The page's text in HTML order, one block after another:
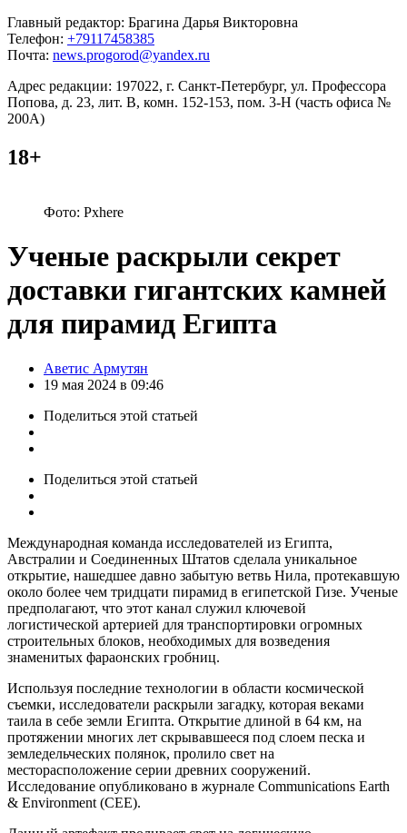
Главный редактор: Брагина Дарья Викторовна
Телефон: +79117458385
Почта: news.progorod@yandex.ru
Адрес редакции: 197022, г. Санкт-Петербург, ул. Профессора
Попова, д. 23, лит. В, комн. 152-153, пом. 3-Н (часть офиса №
200А)
18+
Фото: Pxhere
Ученые раскрыли секрет
доставки гигантских камней
для пирамид Египта
Posted
by
Аветис Армутян
19 мая 2024 в 09:46
Поделиться этой статьей
Поделиться этой статьей
Международная команда исследователей из Египта,
Австралии и Соединенных Штатов сделала уникальное
открытие, нашедшее давно забытую ветвь Нила, протекавшую
около более чем тридцати пирамид в египетской Гизе. Ученые
предполагают, что этот канал служил ключевой
логистической артерией для транспортировки огромных
строительных блоков, необходимых для возведения
знаменитых фараонских гробниц.
Используя последние технологии в области космической
съемки, исследователи раскрыли загадку, которая веками
таила в себе земли Египта. Открытие длиной в 64 км, на
протяжении многих лет скрывавшееся под слоем песка и
земледельческих полянок, пролило свет на
месторасположение серии древних сооружений.
Исследование опубликовано в журнале Communications Earth
& Environment (CEE).